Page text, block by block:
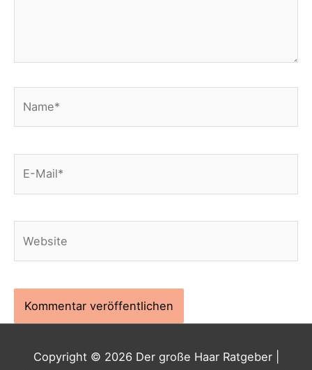
Copyright © 2026 Der große Haar Ratgeber|